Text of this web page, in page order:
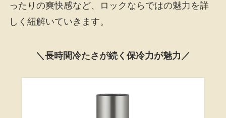
ったりの爽快感など、ロックならではの魅力を詳
しく紐解いていきます。
＼長時間冷たさが続く保冷力が魅力／